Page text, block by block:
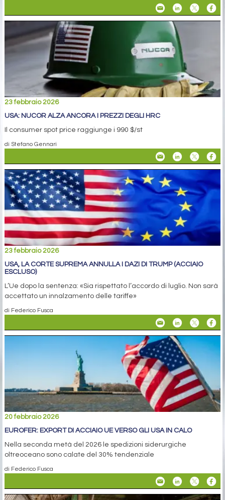
23 febbraio 2026
USA: NUCOR ALZA ANCORA I PREZZI DEGLI HRC
Il consumer spot price raggiunge i 990 $/st
di Stefano Gennari
23 febbraio 2026
USA, LA CORTE SUPREMA ANNULLA I DAZI DI TRUMP (ACCIAIO
ESCLUSO)
L’Ue dopo la sentenza: «Sia rispettato l’accordo di luglio. Non sarà
accettato un innalzamento delle tariffe»
di Federico Fusca
20 febbraio 2026
EUROFER: EXPORT DI ACCIAIO UE VERSO GLI USA IN CALO
Nella seconda metà del 2026 le spedizioni siderurgiche
oltreoceano sono calate del 30% tendenziale
di Federico Fusca